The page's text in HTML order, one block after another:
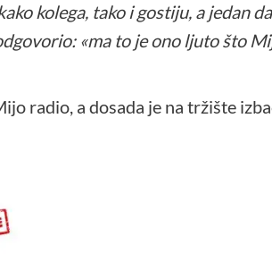
kolega, tako i gostiju, a jedan
«ma to je ono ljuto što
radio, a dosada je na tržište